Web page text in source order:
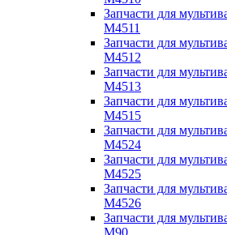
Запчасти для
M4511
Запчасти для
M4512
Запчасти для
M4513
Запчасти для
M4515
Запчасти для
M4524
Запчасти для
M4525
Запчасти для
M4526
Запчасти для
M90